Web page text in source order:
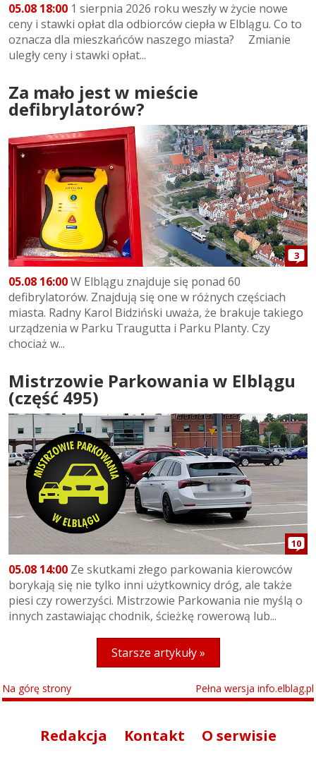
05.08 18:00 1 sierpnia 2026 roku weszły w życie nowe
ceny i stawki opłat dla odbiorców ciepła w Elblągu. Co to
oznacza dla mieszkańców naszego miasta? Zmianie
uległy ceny i stawki opłat...
Za mało jest w mieście
defibrylatorów?
3
05.08 16:00W Elblągu znajduje się ponad 60
defibrylatorów. Znajdują się one w różnych częściach
miasta. Radny Karol Bidziński uważa, że brakuje takiego
urządzenia w Parku Traugutta i Parku Planty. Czy
chociaż w...
Mistrzowie Parkowania w Elblągu
(część 495)
10
05.08 14:00 Ze skutkami złego parkowania kierowców
borykają się nie tylko inni użytkownicy dróg, ale także
piesi czy rowerzyści. Mistrzowie Parkowania nie myślą o
innych zastawiając chodnik, ścieżkę rowerową lub...
Starsze artykuły »
Na górę strony Pełna wersja info.elblag.pl
Redakcja Kontakt
O serwisie